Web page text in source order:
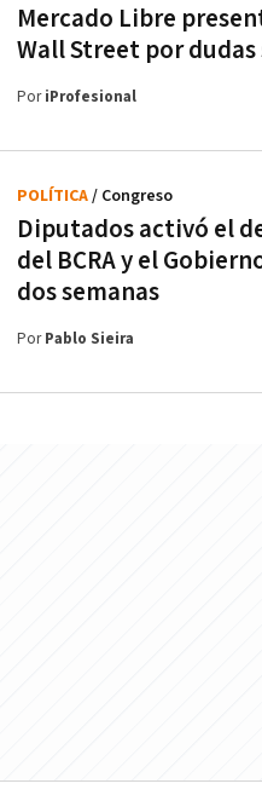
Mercado Libre
Wall Street por
PoriProfesional
Diputados activó el
del BCRA y el
dos semanas
POLÍTICA/ Congreso
PorPablo Sieira